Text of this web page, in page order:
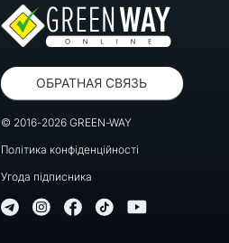
ОБРАТНАЯ СВЯЗЬ
© 2016-2026 GREEN-WAY
Політика конфіденційності
Угода підписника